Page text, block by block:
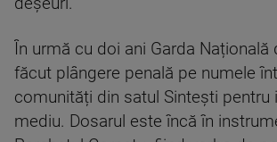
deșeuri.
În urmă cu doi ani Garda Națională
făcut plângere penală pe numele
comunități din satul Sintești pentru
mediu. Dosarul este încă în